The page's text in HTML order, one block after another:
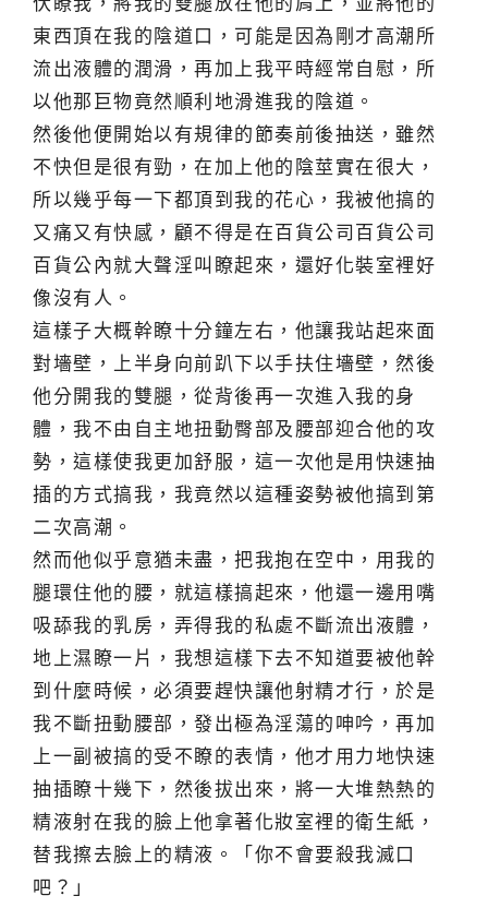
東西頂在我的陰道口，可能是因為剛才高潮所
流出液體的潤滑，再加上我平時經常自慰，所
以他那巨物竟然順利地滑進我的陰道。
然後他便開始以有規律的節奏前後抽送，雖然
不快但是很有勁，在加上他的陰莖實在很大，
所以幾乎每一下都頂到我的花心，我被他搞的
又痛又有快感，顧不得是在百貨公司百貨公司
百貨公內就大聲淫叫瞭起來，還好化裝室裡好
像沒有人。
這樣子大概幹瞭十分鐘左右，他讓我站起來面
對墻壁，上半身向前趴下以手扶住墻壁，然後
他分開我的雙腿，從背後再一次進入我的身
體，我不由自主地扭動臀部及腰部迎合他的攻
勢，這樣使我更加舒服，這一次他是用快速抽
插的方式搞我，我竟然以這種姿勢被他搞到第
二次高潮。
然而他似乎意猶未盡，把我抱在空中，用我的
腿環住他的腰，就這樣搞起來，他還一邊用嘴
吸舔我的乳房，弄得我的私處不斷流出液體，
地上濕瞭一片，我想這樣下去不知道要被他幹
到什麼時候，必須要趕快讓他射精才行，於是
我不斷扭動腰部，發出極為淫蕩的呻吟，再加
上一副被搞的受不瞭的表情，他才用力地快速
抽插瞭十幾下，然後拔出來，將一大堆熱熱的
精液射在我的臉上他拿著化妝室裡的衛生紙，
替我擦去臉上的精液。「你不會要殺我滅口
吧？」